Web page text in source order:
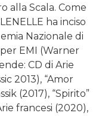
alla Scala. Come
ha inciso
Nazionale di
EMI (Warner
CD di Arie
2013), “Amor
(2017), “Spirito”
francesi (2020),